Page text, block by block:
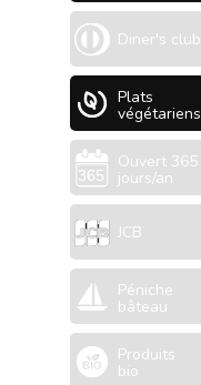
Diner's club
Plats
végétariens
Ouvert 365
jours/an
JCB
Péniche
bâteau
Produits
bio